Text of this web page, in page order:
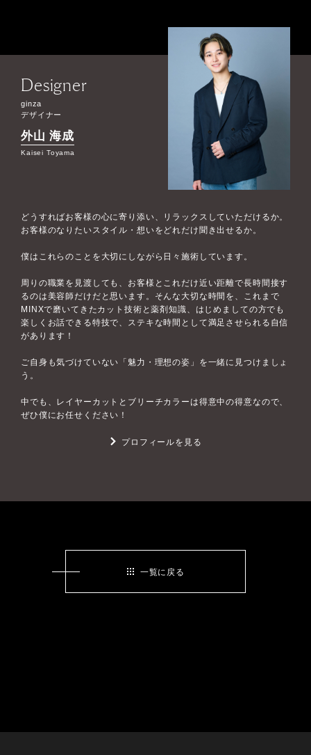
Designer
ginza
デザイナー
外山 海成
Kaisei Toyama
どうすればお客様の心に寄り添い、リラックスしていただけるか。
お客様のなりたいスタイル・想いをどれだけ聞き出せるか。
僕はこれらのことを大切にしながら日々施術しています。
周りの職業を見渡しても、お客様とこれだけ近い距離で長時間接す
るのは美容師だけだと思います。そんな大切な時間を、これまで
MINXで磨いてきたカット技術と薬剤知識、はじめましての方でも
楽しくお話できる特技で、ステキな時間として満足させられる自信
があります！
ご自身も気づけていない「魅力・理想の姿」を一緒に見つけましょ
う。
中でも、レイヤーカットとブリーチカラーは得意中の得意なので、
ぜひ僕にお任せください！
プロフィールを見る
一覧に戻る